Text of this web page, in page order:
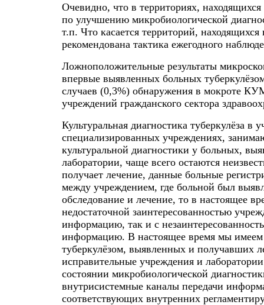
Очевидно, что в территориях,
по улучшению микробиологической
т.п. Что касается территорий,
рекомендована тактика ежегодного
Ложноположительные результаты
впервые выявленных больных
случаев (0,3%) обнаружения в мокроте
учреждений гражданского сектора
Культуральная диагностика туберкулёза
специализированных учреждениях,
культуральной диагностики у больных,
лаборатории, чаще всего остаются
получает лечение, данные больные
между учреждением, где больной был
обследование и лечение, то в настоящее
недостаточной заинтересованностью
информацию, так и с
информацию. В настоящее время мы имеем
туберкулёзом, выявленных и получавших
исправительные учреждения и
состоянии микробиологической
внутрисистемные каналы передачи
соответствующих внутренних